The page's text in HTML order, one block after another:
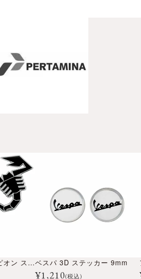
アバルト 3D スコーピオン ステッカー (100mm)ベスパ 3D ステッカー 9mm
¥1,210(税込)